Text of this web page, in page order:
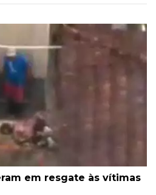
em resgate às vítimas